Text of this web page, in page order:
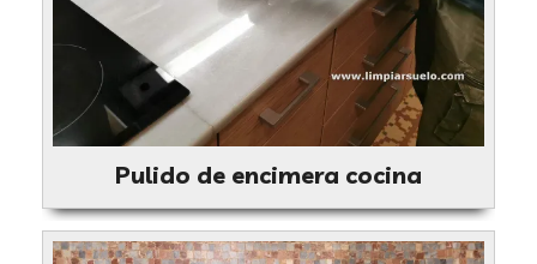
Pulido de encimera cocina